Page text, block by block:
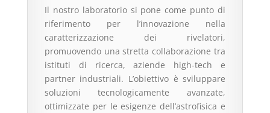
Il nostro laboratorio si pone come punto di
riferimento per l’innovazione nella
caratterizzazione dei rivelatori,
promuovendo una stretta collaborazione tra
istituti di ricerca, aziende high-tech e
partner industriali. L’obiettivo è sviluppare
soluzioni tecnologicamente avanzate,
ottimizzate per le esigenze dell’astrofisica e